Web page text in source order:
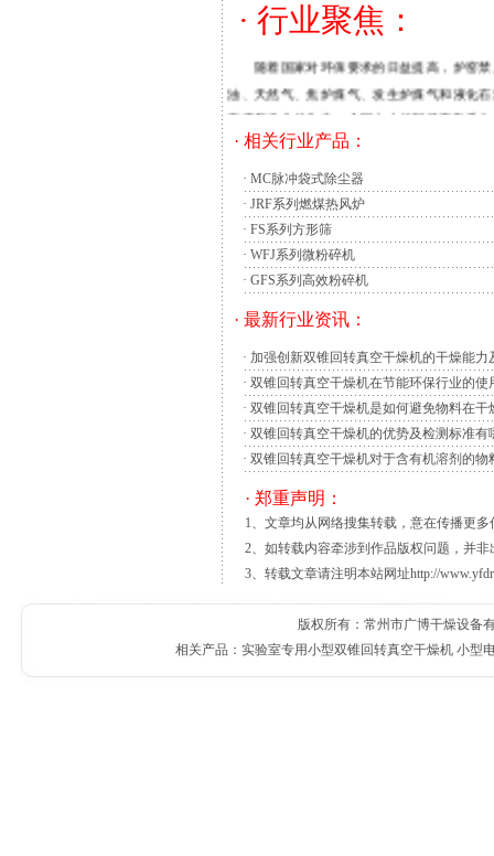
· 行业聚焦：
摘要：对流化床煤气发生炉的煤气制备工艺
技术；应用前景
随着国家对环保要求的日益提高，炉窑禁
油、天然气、焦炉煤气、发生炉煤气和液化
床煤气发生炉为主，全国大小炉型已有数千
煤气经旋风分离器除尘后，直接供给燃烧炉
收。至此，我国百万吨乙烯工程的三大动力
这台20万吨/年聚丙烯大型
对二甲苯（PX）、对苯二甲酸（PTA）、
尘埃、色素、颗粒、药片、胶囊、农作物、
通过真空输送设备的分离容器产生真空。将
气与物料，将物料收集在料仓中。旋风分离
干燥设备 用于减少烟叶、烟梗、烟丝等水
流化床等。
滚筒式干燥机 主要用于将烟丝、梗丝中的
体为倾斜放置的旋转圆筒，传热介质通常为
为辅助热源和主要调节手段，可以明显地提
的蒸发冷却系统使得建筑物外表美观，在炎
筑物，宜于与其它冷却技术结合使用。但应
４．其它被动冷却技术
除了上面提到的新出现的被动冷却方式，
稳，室内温度变化幅度小。但其对建筑物内
木给建筑物提供遮荫，也可以辅助其他被动
· 相关行业产品：
·MC脉冲袋式除尘器
·JRF系列燃煤热风炉
·FS系列方形筛
·WFJ系列微粉碎机
·GFS系列高效粉碎机
· 最新行业资讯：
· 加强创新双锥回转真空干燥机的干燥能力
·双锥回转真空干燥机在节能环保行业的使
·双锥回转真空干燥机是如何避免物料在干
·双锥回转真空干燥机的优势及检测标准有
·双锥回转真空干燥机对于含有机溶剂的物
· 郑重声明：
1、文章均从网络搜集转载，意在传播更
2、如转载内容牵涉到作品版权问题，并
3、转载文章请注明本站网址http://
版权所有：常州市广博干燥设备
相关产品：实验室专用小型双锥回转真空干燥机 小型